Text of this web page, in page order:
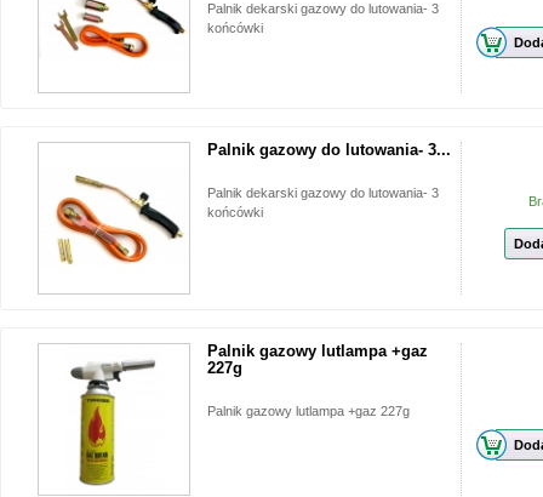
Palnik dekarski gazowy do lutowania- 3
końcówki
Palnik gazowy do lutowania- 3...
Palnik dekarski gazowy do lutowania- 3
końcówki
Palnik gazowy lutlampa +gaz
227g
Palnik gazowy lutlampa +gaz 227g